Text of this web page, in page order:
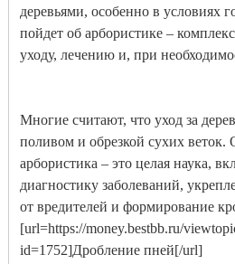
деревьями, особенно в условиях
пойдет об арбористике –
уходу, лечению и, при
Многие считают, что уход за
поливом и обрезкой сухих веток.
арбористика – это целая наука,
диагностику заболеваний,
от вредителей и формирование
[url=https://money.bestbb.ru/
id=1752]Дробление пней[/url]